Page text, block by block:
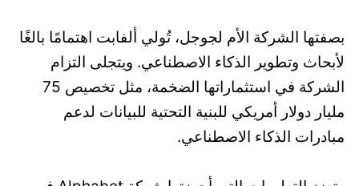
بصفتها الشركة الأم لجوجل، تُولي ألفابت اهتمامًا بالغًا
لأبحاث وتطوير الذكاء الاصطناعي. ويتجلى التزام
الشركة في استثماراتها الضخمة، مثل تخصيص 75
مليار دولار أمريكي للبنية التحتية للبيانات لدعم
مبادرات الذكاء الاصطناعي.